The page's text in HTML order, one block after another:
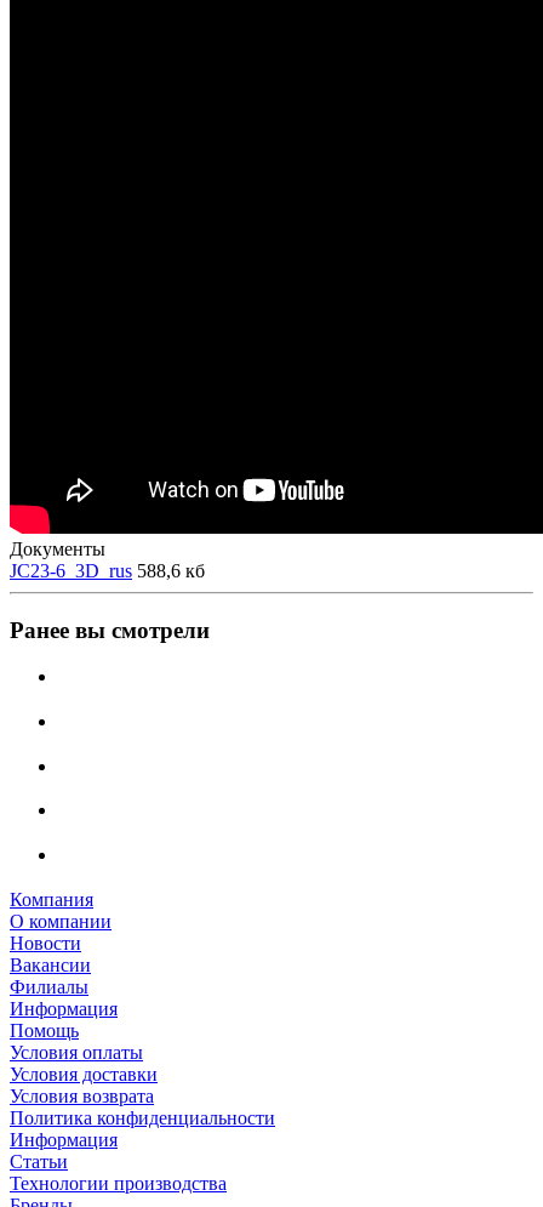
Документы
JС23-6_3D_rus 588,6 кб
Ранее вы смотрели
Компания
О компании
Новости
Вакансии
Филиалы
Информация
Помощь
Условия оплаты
Условия доставки
Условия возврата
Политика конфиденциальности
Информация
Статьи
Технологии производства